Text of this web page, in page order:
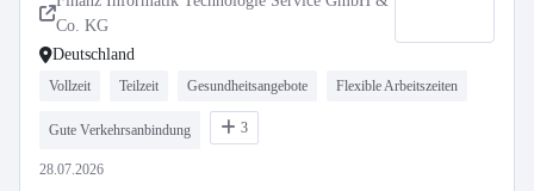
Co. KG
Deutschland
Vollzeit Teilzeit Gesundheitsangebote Flexible Arbeitszeiten
Gute Verkehrsanbindung 3
28.07.2026